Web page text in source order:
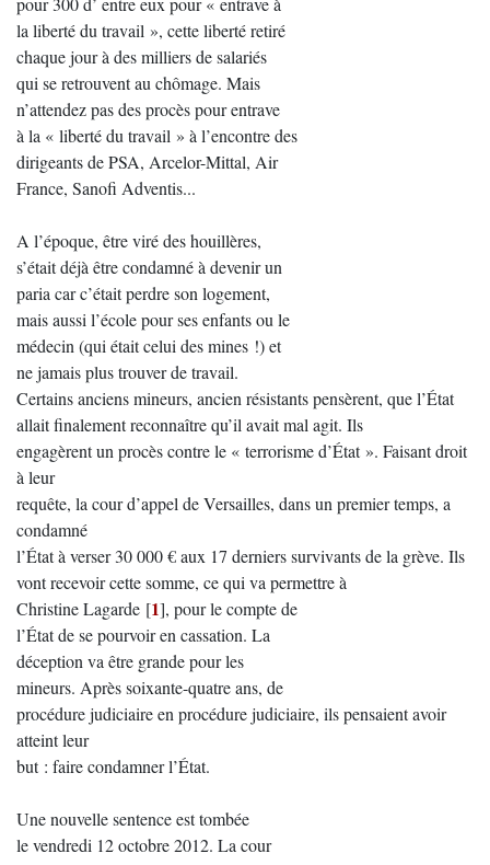
la liberté du travail », cette liberté retiré
chaque jour à des milliers de salariés
qui se retrouvent au chômage. Mais
n’attendez pas des procès pour entrave
à la « liberté du travail » à l’encontre des
dirigeants de PSA, Arcelor-Mittal, Air
France, Sanofi Adventis...
A l’époque, être viré des houillères,
s’était déjà être condamné à devenir un
paria car c’était perdre son logement,
mais aussi l’école pour ses enfants ou le
médecin (qui était celui des mines !) et
ne jamais plus trouver de travail.
Certains anciens mineurs, ancien résistants pensèrent, que l’État
allait finalement reconnaître qu’il avait mal agit. Ils
engagèrent un procès contre le « terrorisme d’État ». Faisant droit
à leur
requête, la cour d’appel de Versailles, dans un premier temps, a
condamné
l’État à verser 30 000 € aux 17 derniers survivants de la grève. Ils
vont recevoir cette somme, ce qui va permettre à
Christine Lagarde [1], pour le compte de
l’État de se pourvoir en cassation. La
déception va être grande pour les
mineurs. Après soixante-quatre ans, de
procédure judiciaire en procédure judiciaire, ils pensaient avoir
atteint leur
but : faire condamner l’État.
Une nouvelle sentence est tombée
le vendredi 12 octobre 2012. La cour